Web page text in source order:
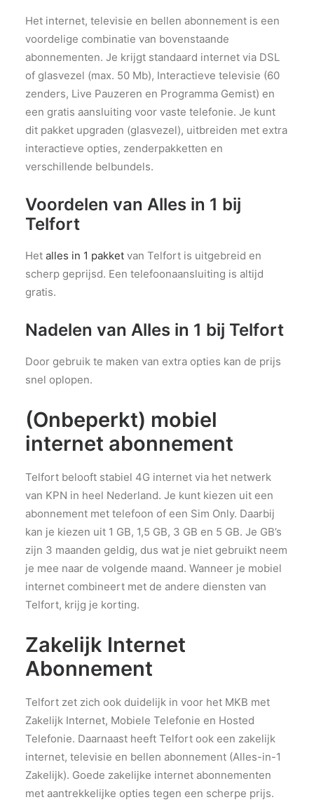
Het internet, televisie en bellen abonnement is een
voordelige combinatie van bovenstaande
abonnementen. Je krijgt standaard internet via DSL
of glasvezel (max. 50 Mb), Interactieve televisie (60
zenders, Live Pauzeren en Programma Gemist) en
een gratis aansluiting voor vaste telefonie. Je kunt
dit pakket upgraden (glasvezel), uitbreiden met extra
interactieve opties, zenderpakketten en
verschillende belbundels.
Voordelen van Alles in 1 bij
Telfort
Het alles in 1 pakket van Telfort is uitgebreid en
scherp geprijsd. Een telefoonaansluiting is altijd
gratis.
Nadelen van Alles in 1 bij Telfort
Door gebruik te maken van extra opties kan de prijs
snel oplopen.
(Onbeperkt) mobiel
internet abonnement
Telfort belooft stabiel 4G internet via het netwerk
van KPN in heel Nederland. Je kunt kiezen uit een
abonnement met telefoon of een Sim Only. Daarbij
kan je kiezen uit 1 GB, 1,5 GB, 3 GB en 5 GB. Je GB’s
zijn 3 maanden geldig, dus wat je niet gebruikt neem
je mee naar de volgende maand. Wanneer je mobiel
internet combineert met de andere diensten van
Telfort, krijg je korting.
Zakelijk Internet
Abonnement
Telfort zet zich ook duidelijk in voor het MKB met
Zakelijk Internet, Mobiele Telefonie en Hosted
Telefonie. Daarnaast heeft Telfort ook een zakelijk
internet, televisie en bellen abonnement (Alles-in-1
Zakelijk). Goede zakelijke internet abonnementen
met aantrekkelijke opties tegen een scherpe prijs.